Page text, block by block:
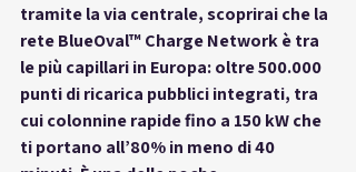
tramite la via centrale, scoprirai che la
rete BlueOval™ Charge Network è tra
le più capillari in Europa: oltre 500.000
punti di ricarica pubblici integrati, tra
cui colonnine rapide fino a 150 kW che
ti portano all’80% in meno di 40